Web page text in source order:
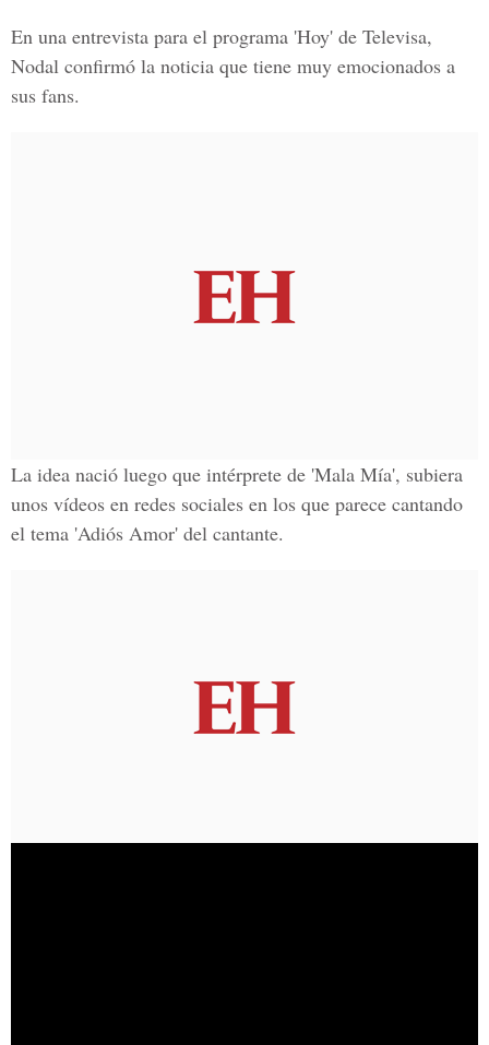
En una entrevista para el programa 'Hoy' de Televisa,
Nodal confirmó la noticia que tiene muy emocionados a
sus fans.
La idea nació luego que intérprete de 'Mala Mía', subiera
unos vídeos en redes sociales en los que parece cantando
el tema 'Adiós Amor' del cantante.